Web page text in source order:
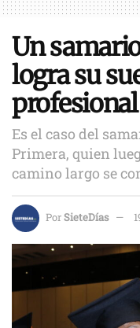
Un
logra su
profesional
Es el caso del
Primera, quien
camino largo se
PorSieteDías